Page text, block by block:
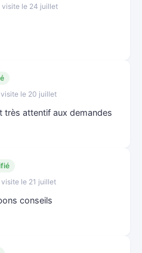
visite le 24 juillet
visite le 20 juillet
très attentif aux demandes
le 21 juillet
conseils